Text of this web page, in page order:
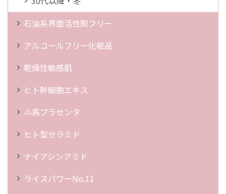
石油系界面活性剤フリー
アルコールフリー化粧品
乾燥性敏感肌
ヒト幹細胞エキス
🐴馬プラセンタ
ヒト型セラミド
ナイアシンアミド
ライスパワーNo.11